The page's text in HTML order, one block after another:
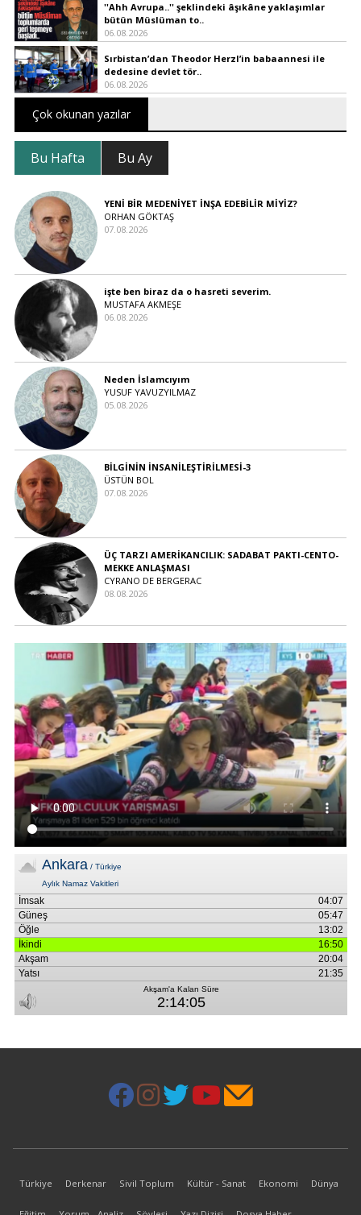
''Ahh Avrupa..'' şeklindeki âşıkâne yaklaşımlar
bütün Müslüman to..
06.08.2026
Sırbistan’dan Theodor Herzl’in babaannesi ile
dedesine devlet tör..
06.08.2026
Çok okunan yazılar
Bu Hafta Bu Ay
YENİ BİR MEDENİYET İNŞA EDEBİLİR MİYİZ?
ORHAN GÖKTAŞ
07.08.2026
işte ben biraz da o hasreti severim.
MUSTAFA AKMEŞE
06.08.2026
Neden İslamcıyım
YUSUF YAVUZYILMAZ
05.08.2026
BİLGİNİN İNSANİLEŞTİRİLMESİ-3
ÜSTÜN BOL
07.08.2026
ÜÇ TARZI AMERİKANCILIK: SADABAT PAKTI-CENTO-
MEKKE ANLAŞMASI
CYRANO DE BERGERAC
08.08.2026
Türkiye Derkenar Sivil Toplum Kültür - Sanat Ekonomi Dünya